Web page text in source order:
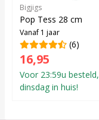
Bigjigs
Pop Tess 28 cm
Vanaf 1 jaar
(6)
16,95
Voor 23:59u besteld,
dinsdag in huis!